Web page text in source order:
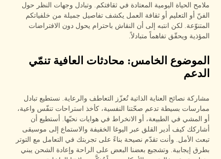
ملامح الحياة اليومية المعتادة في ثقافتكم. وتبادل وجهات النظر حول
الفنّ أو التعليم أو ثقافة العمل يكشف تفاصيل جميلة من خلفياتكم
المتنوّعة. لكن انتبه إلى أن النقاش باحترام يحول دون الافتراضات
المؤذية ويحقّق تفاهماً متبادلاً.
الموضوع الخامس: محادثات العافية تنمّي
الدعم
مشاركة نصائح العناية الذاتية تُعزّز التعاطف والرعاية. نستطيع تبادل
ممارسات بسيطة تدعم صحّتنا النفسية، كأخذ استراحات تنفّس واعية،
أو المشي في الطبيعة، أو الانخراط في هوايات نحبّها. أستطيع أن
أشاركك كيف أدير القلق عبر اليوغا الخفيفة والاستماع إلى موسيقى
تبعث الأمل. وأنت تقدّم نصيحة بناءً على تجربتك في التعامل مع التوتر
بطرق إيجابية. وتشجيع بعضنا البعض على الراحة وإعادة الشحن يبني